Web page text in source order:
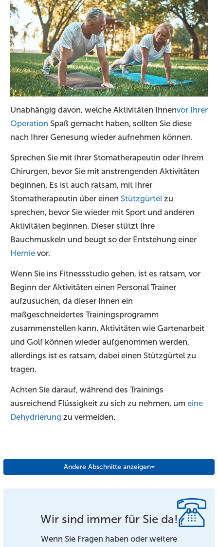
Unabhängig davon, welche Aktivitäten Ihnenvor Ihrer
Operation Spaß gemacht haben, sollten Sie diese
nach Ihrer Genesung wieder aufnehmen können.
Sprechen Sie mit Ihrer Stomatherapeutin oder Ihrem
Chirurgen, bevor Sie mit anstrengenden Aktivitäten
beginnen. Es ist auch ratsam, mit Ihrer
Stomatherapeutin über einen Stützgürtel zu
sprechen, bevor Sie wieder mit Sport und anderen
Aktivitäten beginnen. Dieser stützt Ihre
Bauchmuskeln und beugt so der Entstehung einer
Hernie vor.
Wenn Sie ins Fitnessstudio gehen, ist es ratsam, vor
Beginn der Aktivitäten einen Personal Trainer
aufzusuchen, da dieser Ihnen ein
maßgeschneidertes Trainingsprogramm
zusammenstellen kann. Aktivitäten wie Gartenarbeit
und Golf können wieder aufgenommen werden,
allerdings ist es ratsam, dabei einen Stützgürtel zu
tragen.
Achten Sie darauf, während des Trainings
ausreichend Flüssigkeit zu sich zu nehmen, um eine
Dehydrierung zu vermeiden.
Andere Abschnitte anzeigen
Wir sind immer für Sie da!
Wenn Sie Fragen haben oder weitere